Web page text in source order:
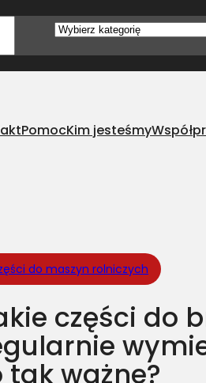
Wybierz
PomocKim jesteśmy
jest to tak ważne?
do maszyn rolniczych
części do
tak ważne?